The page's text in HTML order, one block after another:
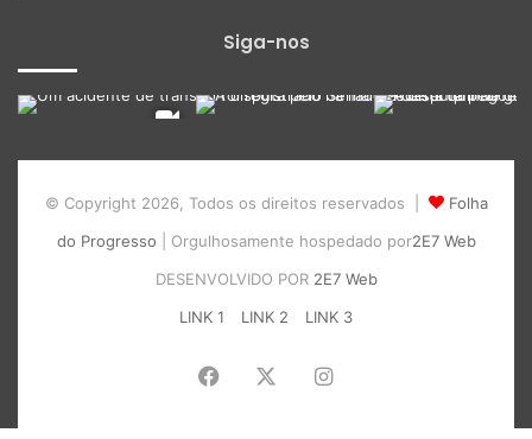
Siga-nos
© Copyright 2026, Todos os direitos reservados |
Folha
do Progresso | Orgulhosamente hospedado por2E7 Web
DESENVOLVIDO POR 2E7 Web
LINK 1
LINK 2 LINK 3
Facebook Instagram